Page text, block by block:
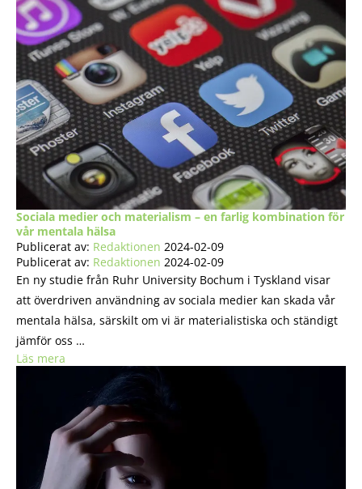
Sociala medier och materialism – en farlig kombination för
vår mentala hälsa
Publicerat av: Redaktionen 2024-02-09
Publicerat av: Redaktionen 2024-02-09
En ny studie från Ruhr University Bochum i Tyskland visar
att överdriven användning av sociala medier kan skada vår
mentala hälsa, särskilt om vi är materialistiska och ständigt
jämför oss …
Läs mera